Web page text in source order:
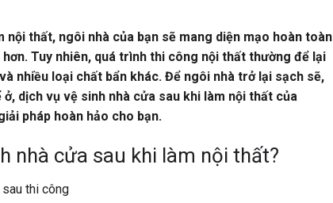
nội thất, ngôi nhà của bạn sẽ mang diện mạo hoàn toàn
Tuy nhiên, quá trình thi công nội thất thường để lại
nhiều loại chất bẩn khác. Để ngôi nhà trở lại sạch sẽ,
dịch vụ vệ sinh nhà cửa sau khi làm nội thất của
pháp hoàn hảo cho bạn.
nhà cửa sau khi làm nội thất?
thi công